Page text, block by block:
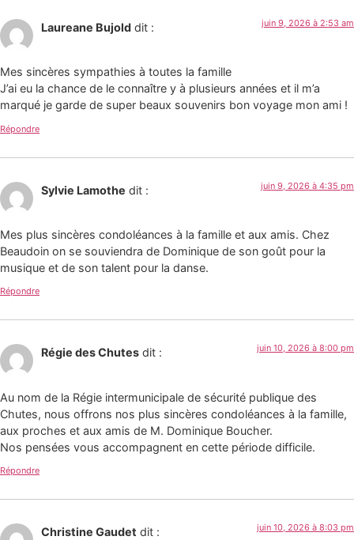
Laureane Bujold dit : juin 9, 2026 à 2:53 am
Mes sincères sympathies à toutes la famille
J’ai eu la chance de le connaître y à plusieurs années et il m’a
marqué je garde de super beaux souvenirs bon voyage mon ami !
Répondre
Sylvie Lamothe dit : juin 9, 2026 à 4:35 pm
Mes plus sincères condoléances à la famille et aux amis. Chez
Beaudoin on se souviendra de Dominique de son goût pour la
musique et de son talent pour la danse.
Répondre
Régie des Chutes dit : juin 10, 2026 à 8:00 pm
Au nom de la Régie intermunicipale de sécurité publique des
Chutes, nous offrons nos plus sincères condoléances à la famille,
aux proches et aux amis de M. Dominique Boucher.
Nos pensées vous accompagnent en cette période difficile.
Répondre
Christine Gaudet dit : juin 10, 2026 à 8:03 pm